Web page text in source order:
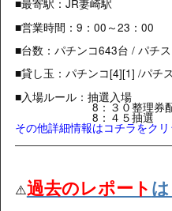
■最寄駅：JR妻崎駅
■営業時間：9：00～23：00
■台数：パチンコ643台 / パチ
■貸し玉：パチンコ[4][1] /パチ
■入場ルール：抽選入場
8：３０整理券配
8：４５抽選
その他詳細情報はコチラをクリ
⚠️過去のレポート